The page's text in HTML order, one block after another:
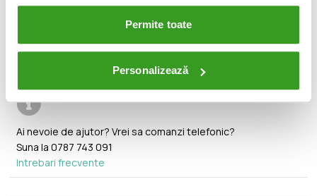
Permite toate
Personalizează
Transport gratuit pentru comenzi mai mari de 350 lei.
Ai nevoie de ajutor? Vrei sa comanzi telefonic?
Suna la0787 743 091
Intrebari frecvente